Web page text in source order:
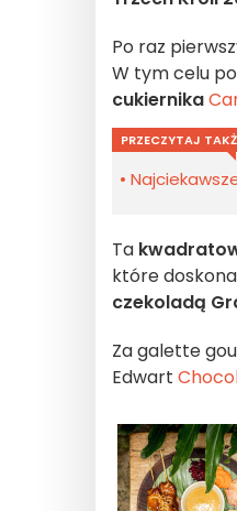
Po raz
W tym celu
cukiernika
PRZECZYTAJ
Ta
które
czekoladą
Za galette
Edwart